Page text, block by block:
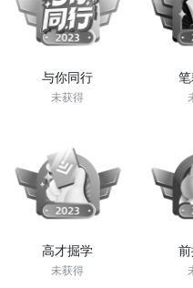
与你同行
未获得
高才掘学
未获得